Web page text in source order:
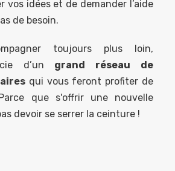
vos idées et de demander l’aide
de besoin.
toujours plus loin,
d’un grand réseau de
qui vous feront profiter de
que s'offrir une nouvelle
devoir se serrer la ceinture !